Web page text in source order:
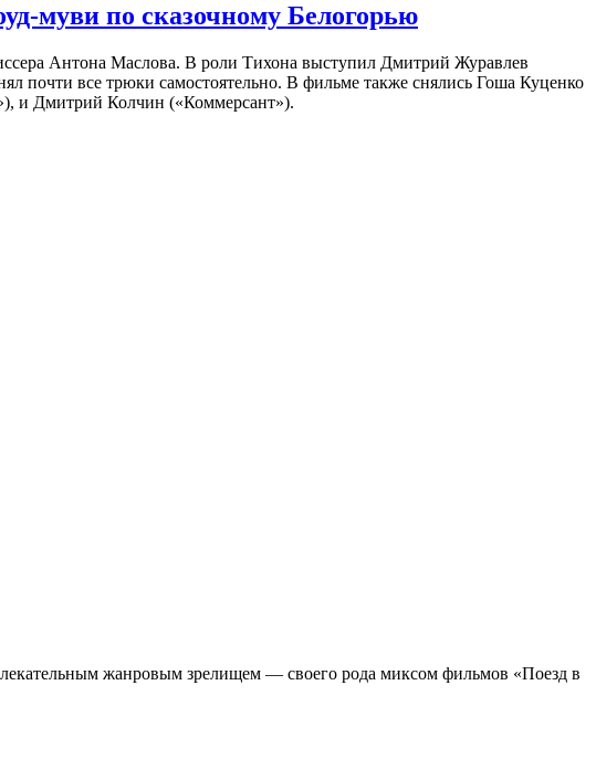
муви по сказочному Белогорью
Антона Маслова. В роли Тихона выступил Дмитрий Журавлев
почти все трюки самостоятельно. В фильме также снялись Гоша Куценко
и Дмитрий Колчин («Коммерсант»).
жанровым зрелищeм — своего рода миксом фильмов «Поезд в